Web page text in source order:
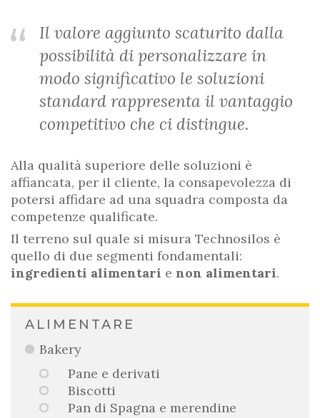
Il valore aggiunto scaturito dalla
possibilità di personalizzare in
modo significativo le soluzioni
standard rappresenta il vantaggio
competitivo che ci distingue.
Alla qualità superiore delle soluzioni è
affiancata, per il cliente, la consapevolezza di
potersi affidare ad una squadra composta da
competenze qualificate.
Il terreno sul quale si misura Technosilos è
quello di due segmenti fondamentali:
ingredienti alimentari e non alimentari.
ALIMENTARE
Bakery
Pane e derivati
Biscotti
Pan di Spagna e merendine